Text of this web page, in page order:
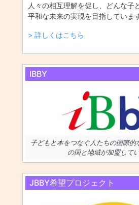
人々の相互理解を促し、どんな子
平和な未来の実現を目指しています
> 詳しくはこちら
IBBY
子どもと本をつなぐ人たちの国際
の国と地域が加盟してい
JBBY希望プロジェクト